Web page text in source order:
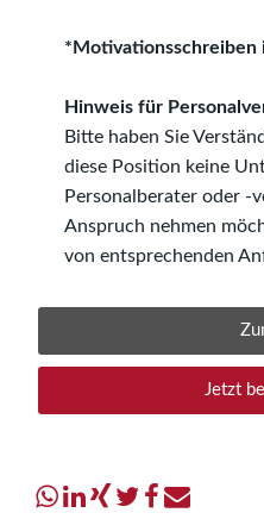
*Motivationsschreiben
Hinweis für
Bitte haben Sie
diese Position keine
Personalberater oder -
Anspruch nehmen
von entsprechenden
Jetzt